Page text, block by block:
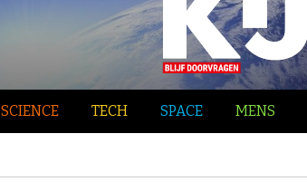
SCIENCE TECH SPACE MENS